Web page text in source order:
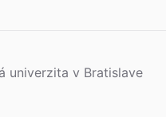
univerzita v Bratislave